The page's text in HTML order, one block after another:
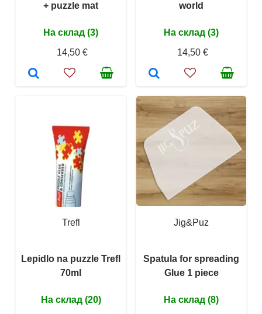
+ puzzle mat
На склад (3)
14,50 €
world
На склад (3)
14,50 €
Trefl
Lepidlo na puzzle Trefl
70ml
На склад (20)
Jig&Puz
Spatula for spreading
Glue 1 piece
На склад (8)